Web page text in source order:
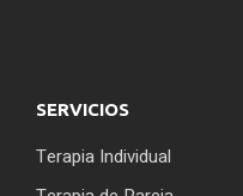
SERVICIOS
Terapia Individual